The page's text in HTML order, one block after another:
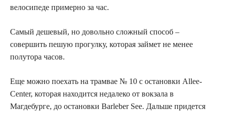
велосипеде примерно за час.
Самый дешевый, но довольно сложный способ –
совершить пешую прогулку, которая займет не менее
полутора часов.
Еще можно поехать на трамвае № 10 с остановки Allee-
Center, которая находится недалеко от вокзала в
Магдебурге, до остановки Barleber See. Дальше придется